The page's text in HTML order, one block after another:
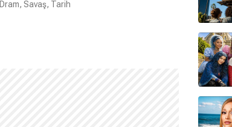
Dram, Savaş, Tarih